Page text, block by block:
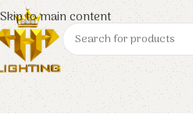
Skip to main content
Trang chủ Euroto Đèn Trang Trí